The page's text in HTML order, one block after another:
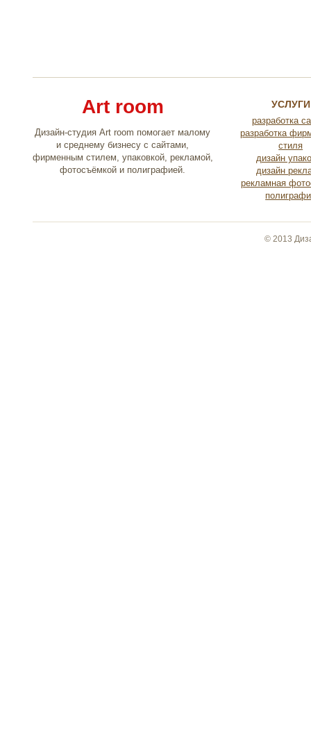
Art room
Дизайн-студия Art room помогает малому
и среднему бизнесу с сайтами,
фирменным стилем, упаковкой, рекламой,
фотосъёмкой и полиграфией.
УСЛУГИ
разработка
разработка
стиля
дизайн
дизайн
рекламная
© 2013